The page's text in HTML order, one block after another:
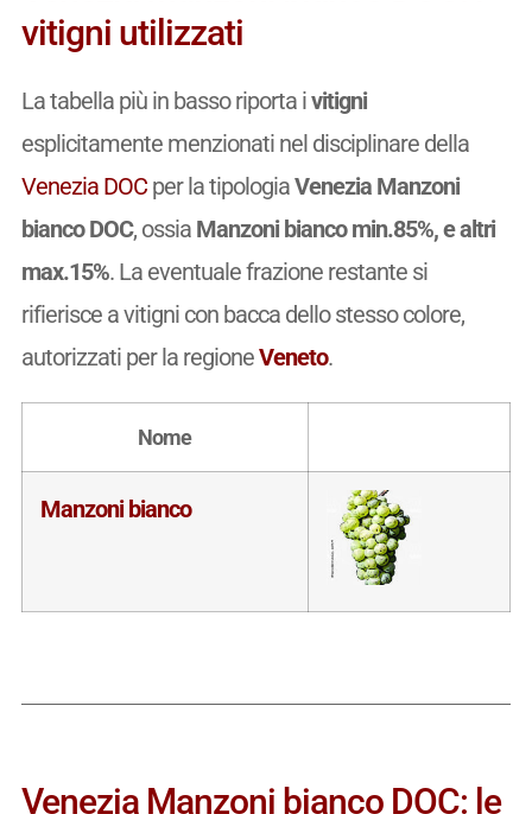
vitigni utilizzati
La tabella più in basso riporta ivitigni
esplicitamente menzionati nel disciplinare della
Venezia DOCper la tipologiaVenezia Manzoni
bianco DOC, ossia Manzoni bianco min.85%, e altri
max.15%. La eventuale frazione restante si
rifierisce a vitigni con bacca dello stesso colore,
autorizzati per la regioneVeneto.
Nome
Manzoni bianco
Venezia Manzoni bianco DOC: le